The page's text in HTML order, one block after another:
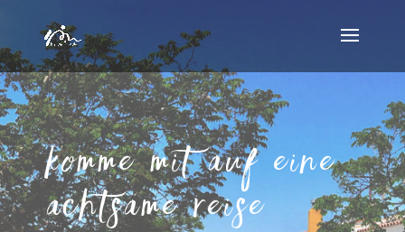
komme mit auf eine
achtsame reise